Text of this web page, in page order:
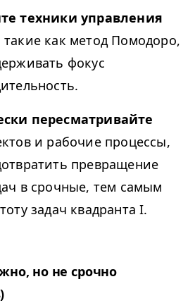
техники управления
такие как метод Помодоро,
фокус
пересматривайте
и рабочие процессы,
превращение
в срочные, тем самым
задач квадранта I.
но не срочно